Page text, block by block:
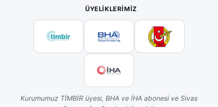
ÜYELIKLERIMIZ
Kurumumuz TİMBİR üyesi, BHA ve İHA abonesi ve Sivas